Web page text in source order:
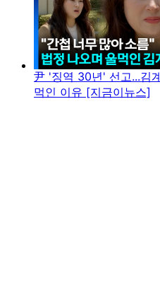
尹 '징역 30년' 선고...김
먹인 이유 [지금이뉴스]